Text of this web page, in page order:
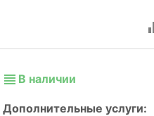
В наличии
Дополнительные услуги: